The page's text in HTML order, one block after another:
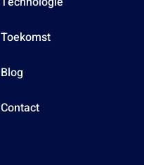
Toekomst
Blog
Contact